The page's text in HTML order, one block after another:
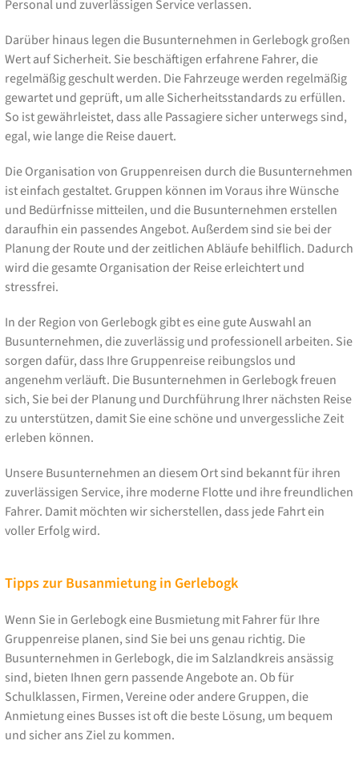
Personal und zuverlässigen Service verlassen.
Darüber hinaus legen die Busunternehmen in Gerlebogk großen
Wert auf Sicherheit. Sie beschäftigen erfahrene Fahrer, die
regelmäßig geschult werden. Die Fahrzeuge werden regelmäßig
gewartet und geprüft, um alle Sicherheitsstandards zu erfüllen.
So ist gewährleistet, dass alle Passagiere sicher unterwegs sind,
egal, wie lange die Reise dauert.
Die Organisation von Gruppenreisen durch die Busunternehmen
ist einfach gestaltet. Gruppen können im Voraus ihre Wünsche
und Bedürfnisse mitteilen, und die Busunternehmen erstellen
daraufhin ein passendes Angebot. Außerdem sind sie bei der
Planung der Route und der zeitlichen Abläufe behilflich. Dadurch
wird die gesamte Organisation der Reise erleichtert und
stressfrei.
In der Region von Gerlebogk gibt es eine gute Auswahl an
Busunternehmen, die zuverlässig und professionell arbeiten. Sie
sorgen dafür, dass Ihre Gruppenreise reibungslos und
angenehm verläuft. Die Busunternehmen in Gerlebogk freuen
sich, Sie bei der Planung und Durchführung Ihrer nächsten Reise
zu unterstützen, damit Sie eine schöne und unvergessliche Zeit
erleben können.
Unsere Busunternehmen an diesem Ort sind bekannt für ihren
zuverlässigen Service, ihre moderne Flotte und ihre freundlichen
Fahrer. Damit möchten wir sicherstellen, dass jede Fahrt ein
voller Erfolg wird.
Tipps zur Busanmietung in Gerlebogk
Wenn Sie in Gerlebogk eine Busmietung mit Fahrer für Ihre
Gruppenreise planen, sind Sie bei uns genau richtig. Die
Busunternehmen in Gerlebogk, die im Salzlandkreis ansässig
sind, bieten Ihnen gern passende Angebote an. Ob für
Schulklassen, Firmen, Vereine oder andere Gruppen, die
Anmietung eines Busses ist oft die beste Lösung, um bequem
und sicher ans Ziel zu kommen.